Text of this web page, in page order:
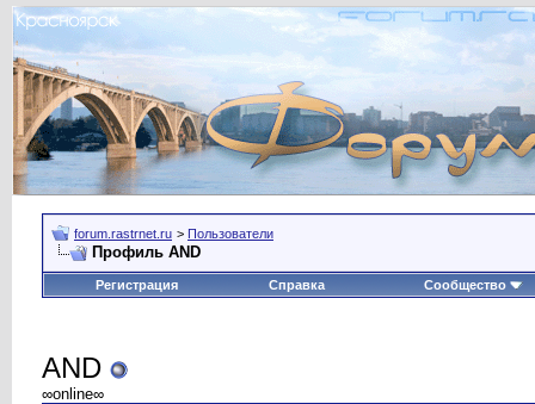
forum.rastrnet.ru > Пользователи
Профиль AND
Регистрация Справка Сообщество
AND
∞online∞